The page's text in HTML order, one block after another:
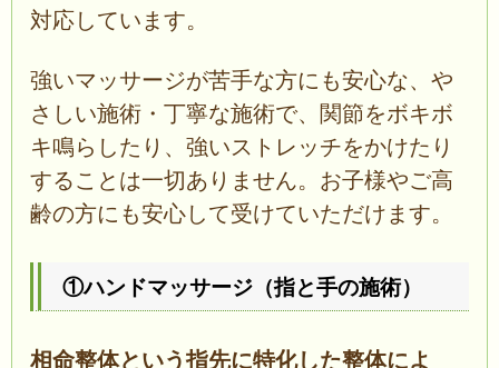
対応しています。
強いマッサージが苦手な方にも安心な、や
さしい施術・丁寧な施術で、関節をボキボ
キ鳴らしたり、強いストレッチをかけたり
することは一切ありません。お子様やご高
齢の方にも安心して受けていただけます。
①ハンドマッサージ（指と手の施術）
相命整体という指先に特化した整体によ